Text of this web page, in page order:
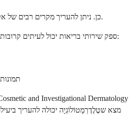
כן. ניתן להעריך מקרים רבים של.
ספק שירותי בריאות יכול לעיתים קרובות להעריך בקנה על ידי סקירת:
מצא שטֶלֶדֶרְמָטוֹלוֹגְיָה יכולה להעריך